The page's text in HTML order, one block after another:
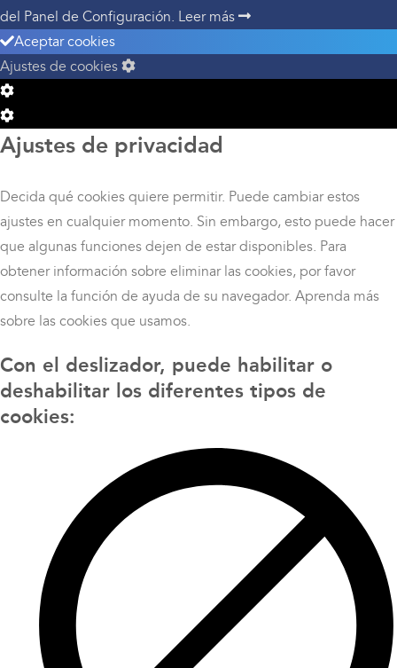
del Panel de Configuración. Leer más
Aceptar cookies
Ajustes de cookies
Configuración
de
Cookie
Configuración
de
Box
Ajustes de privacidad
Decida qué cookies quiere permitir. Puede cambiar estos
ajustes en cualquier momento. Sin embargo, esto puede hacer
que algunas funciones dejen de estar disponibles. Para
obtener información sobre eliminar las cookies, por favor
consulte la función de ayuda de su navegador. Aprenda más
sobre las cookies que usamos.
Con el deslizador, puede habilitar o
deshabilitar los diferentes tipos de
cookies: